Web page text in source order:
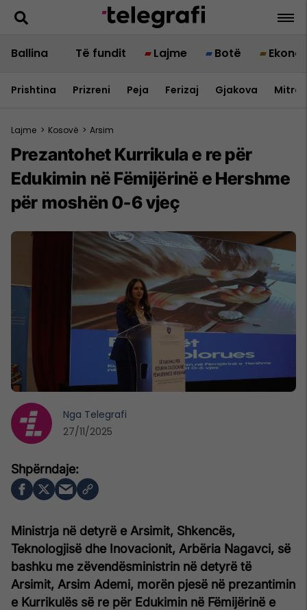
Ballina Të fundit Lajme Botë
Prishtina Prizreni Peja Ferizaj Gjakova
Lajme > Kosovë > Arsim
Prezantohet Kurrikula e re për
Edukimin në Fëmijërinë e Hershme
për moshën 0-6 vjeç
Ministrja në detyrë e Arsimit, Shkencës,
Teknologjisë dhe Inovacionit, Arbëria Nagavci, së
bashku me zëvendësministrin në detyrë të
Arsimit, Arsim Ademi, morën pjesë në prezantimin
e Kurrikulës së re për Edukimin në Fëmijërinë e
Nga Telegrafi
27/11/2025